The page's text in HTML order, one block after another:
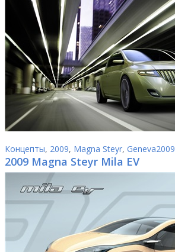
Концепты, 2009, Magna Steyr, Geneva2009
2009 Magna Steyr Mila EV